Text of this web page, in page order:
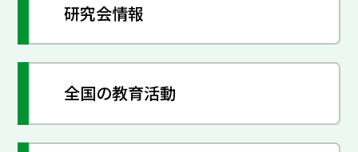
研究会情報
全国の教育活動